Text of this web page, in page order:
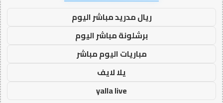
ريال مدريد مباشر اليوم
برشلونة مباشر اليوم
مباريات اليوم مباشر
يلا لايف
yalla live